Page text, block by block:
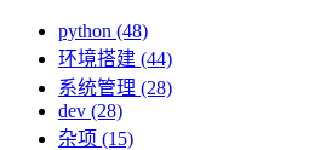
python (48)
环境搭建 (44)
系统管理 (28)
dev (28)
杂项 (15)